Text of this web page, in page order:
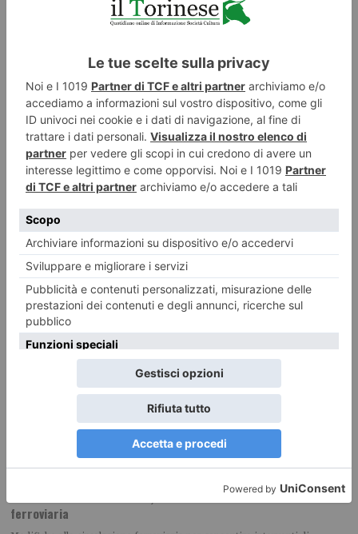
È in pericolo il Santuario sulla vetta del Thabor, tra due Stati
E’ l’antica cappella collocata a 3178 metri sulla vetta del Monte Thabor. Si
trova in territorio
Bussoleno e Bardonecchia, modifiche alla circolazione
ferroviaria